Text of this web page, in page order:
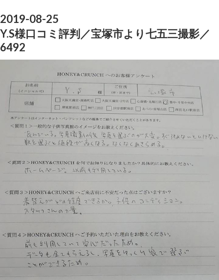
2019-08-25
Y.S様口コミ評判／宝塚市より七五三撮影／
6492